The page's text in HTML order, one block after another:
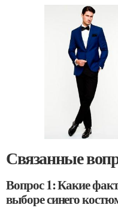
Связанные
Вопрос 1: Какие
выборе синего